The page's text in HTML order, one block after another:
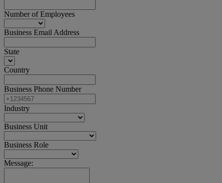
Number of Employees
Business Email Address
State
Country
Business Phone Number
Industry
Business Unit
Business Role
Message: